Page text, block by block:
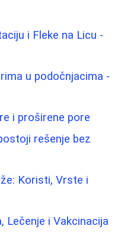
i Fleke na Licu -
u podočnjacima -
i proširene pore
rešenje bez
Koristi, Vrste i
Lečenje i Vakcinacija